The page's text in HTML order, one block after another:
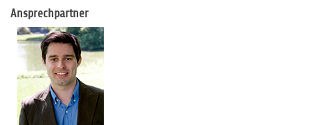
Ansprechpartner